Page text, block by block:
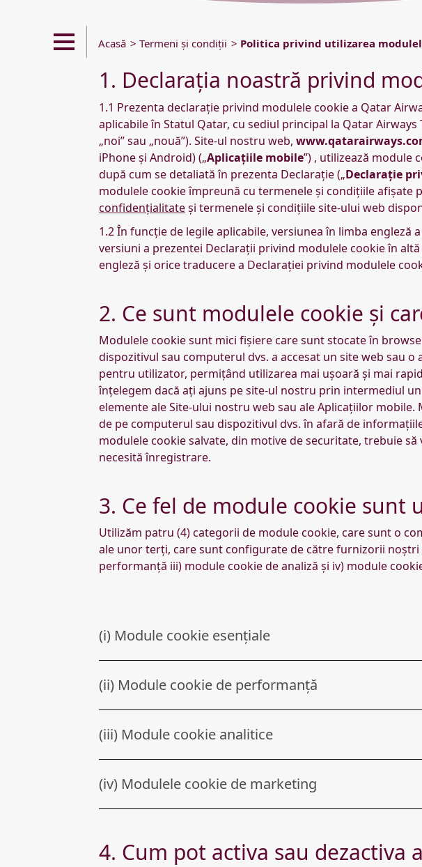
Acasă Termeni şi condiţii Politica privind utilizarea
1. Declarația noastră privind
1.1 Prezenta declarație privind modulele cookie a Qatar
aplicabile în Statul Qatar, cu sediul principal la Qatar
„noi” sau „nouă”). Site-ul nostru web,
iPhone și Android) („Aplicațiile mobile”) , utilizează module
după cum se detaliată în prezenta Declarație („Declarație
modulele cookie împreună cu termenele și condițiile afișate
confidențialitateși termenele și condițiile site-ului web
1.2 În funcție de legile aplicabile, versiunea în limba
versiuni a prezentei Declarații privind modulele cookie în
engleză și orice traducere a Declarației privind modulele
2. Ce sunt modulele cookie și
Modulele cookie sunt mici fișiere care sunt stocate în
dispozitivul sau computerul dvs. a accesat un site web sau
pentru utilizator, permițând utilizarea mai ușoară și mai
înțelegem dacă ați ajuns pe site-ul nostru prin intermediul
elemente ale Site-ului nostru web sau ale Aplicațiilor
de pe computerul sau dispozitivul dvs. în afară de
modulele cookie salvate, din motive de securitate, trebuie
necesită înregistrare.
3. Ce fel de module cookie sunt
Utilizăm patru (4) categorii de module cookie, care sunt o
ale unor terți, care sunt configurate de către furnizorii
performanță iii) module cookie de analiză și iv) module
(i) Module cookie esențiale
(ii) Module cookie de performanță
(iii) Module cookie analitice
(iv) Modulele cookie de marketing
4. Cum pot activa sau dezactiva